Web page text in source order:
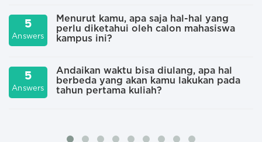
5
Answers
Menurut kamu, apa saja hal-hal yang
perlu diketahui oleh calon mahasiswa
kampus ini?
5
Answers
Andaikan waktu bisa diulang, apa hal
berbeda yang akan kamu lakukan pada
tahun pertama kuliah?